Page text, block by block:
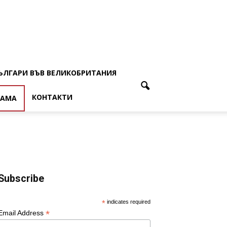
ВЪВ ВЕЛИКОБРИТАНИЯ
КОНТАКТИ
* indicates required
Address *